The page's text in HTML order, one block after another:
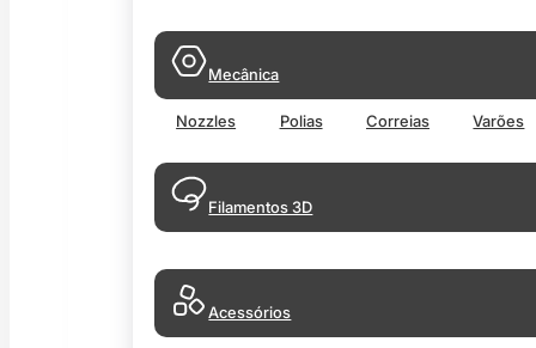
Mecânica
Nozzles Polias Correias Varões
Filamentos 3D
Acessórios